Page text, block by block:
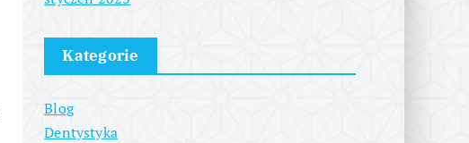
Kategorie
Blog
Dentystyka